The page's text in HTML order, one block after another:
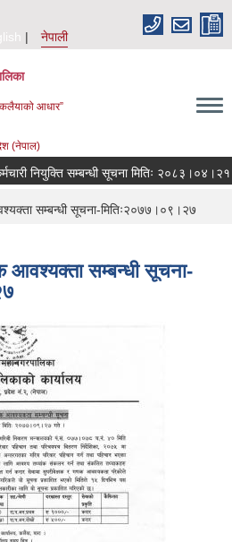
नेपाली
कलैयाको आधार”
(नेपाल)
नियुक्ति सम्बन्धी सूचना मितिः २०८३।०४।२१
सम्बन्धी सूचना-मितिः२०७७।०९।२७
आवश्यक्ता सम्बन्धी सूचना-